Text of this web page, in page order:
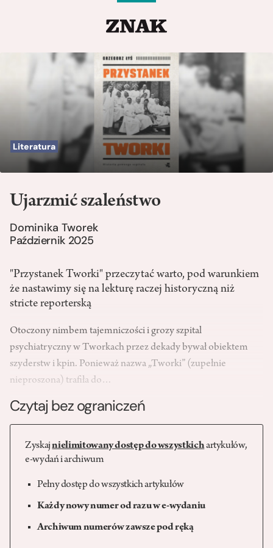
Literatura
Ujarzmić szaleństwo
Dominika Tworek
Październik 2025
"Przystanek Tworki" przeczytać warto, pod warunkiem
że nastawimy się na lekturę raczej historyczną niż
stricte reporterską
Otoczony nimbem tajemniczości i grozy szpital
psychiatryczny w Tworkach przez dekady bywał obiektem
szyderstw i kpin. Ponieważ nazwa „Tworki” (zupełnie
nieproszona) trafiła do…
Czytaj bez ograniczeń
Zyskajnielimitowany dostęp do wszystkichartykułów,
e-wydań i archiwum
Pełny dostęp do wszystkich artykułów
Każdy nowy numer od razu w e-wydaniu
Archiwum numerów zawsze pod ręką